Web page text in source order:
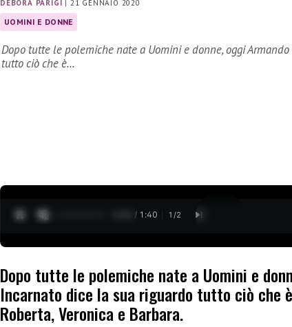
DEBORA PARIGI | 21 GENNAIO 2020
UOMINI E DONNE
Dopo tutte le polemiche nate a Uomini e donne, oggi
tutto ciò che è…
0:26 / 1:40 1 /2
Dopo tutte le polemiche nate a Uomini e
Incarnato dice la sua riguardo tutto ciò che
Roberta, Veronica e Barbara.